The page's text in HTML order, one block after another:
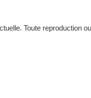
Toute reproduction